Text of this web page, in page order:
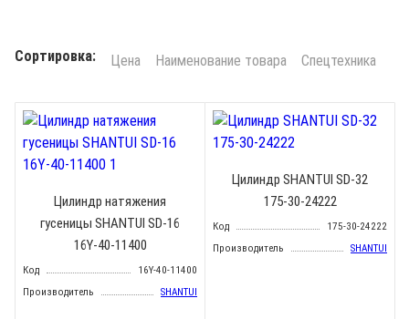
Сортировка: Цена Наименование товара Спецтехника
Цилиндр натяжения
гусеницы SHANTUI SD-16
16Y-40-11400
Код
16Y-40-11400
Производитель
SHANTUI
Цилиндр SHANTUI SD-32
175-30-24222
Код
175-30-24222
Производитель
SHANTUI